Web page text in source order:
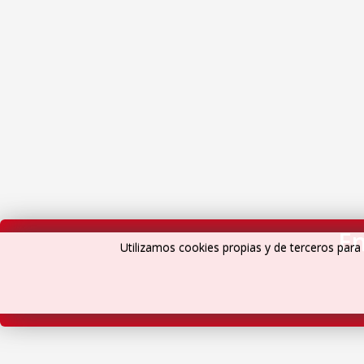
Utilizamos cookies propias y de terceros